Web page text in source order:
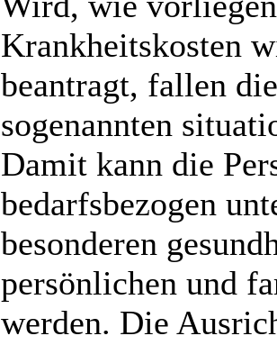
Krankheitskosten
beantragt, fallen
sogenannten
Damit kann die
bedarfsbezogen
besonderen
persönlichen und
werden. Die